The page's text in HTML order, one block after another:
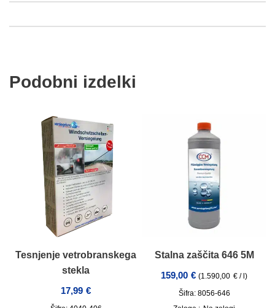
Podobni izdelki
Tesnjenje vetrobranskega
stekla
17,99 €
Stalna zaščita 646 5M
159,00 € (1.590,00 € /l)
Šifra: 8056-646